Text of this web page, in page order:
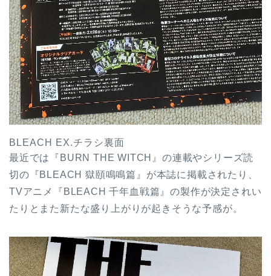
BLEACH EX.チラシ裏面
最近では『BURN THE WITCH』の連載やシリーズ読
切の『BLEACH 獄頤鳴鳴篇』が本誌に掲載されたり、
TVアニメ『BLEACH 千年血戦篇』の製作が決定されい
たりとまた新たな盛り上がりが起きそうな予感が。